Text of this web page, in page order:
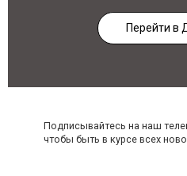
Перейти в
Подписывайтесь на наш
чтобы быть в курсе всех